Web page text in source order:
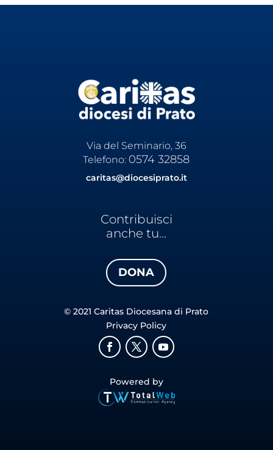
Via del Seminario, 36
Telefono: 0574 32858
caritas@diocesiprato.it
Contribuisci
anche tu...
DONA
© 2021 Caritas Diocesana di Prato
Privacy Policy
Powered by